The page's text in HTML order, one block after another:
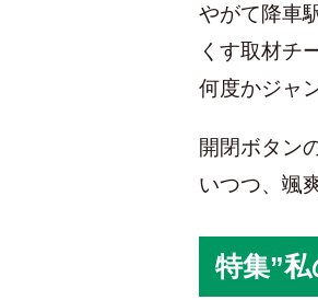
やがて降車
くす取材チ
何度かジャ
開閉ボタン
いつつ、颯
特集”